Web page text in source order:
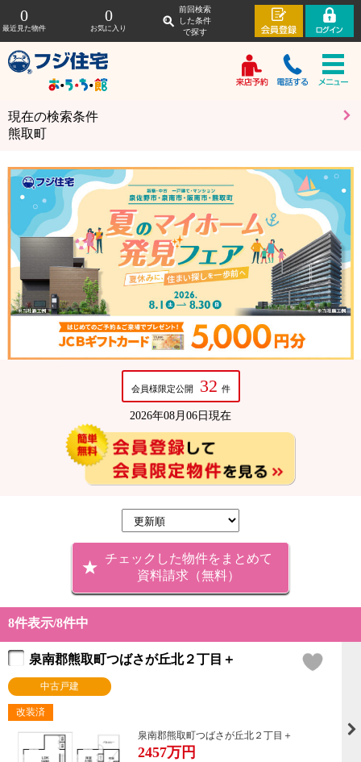
0
最近見た物件
0
お気に入り
前回検索
した条件
で探す
現在の検索条件
熊取町
会員様限定公開 32 件
2026年08月06日現在
チェックした物件をまとめて
資料請求（無料）
8件表示/8件中
泉南郡熊取町つばさが丘北２丁目＋
中古戸建
改装済
泉南郡熊取町つばさが丘北２丁目＋
2457万円